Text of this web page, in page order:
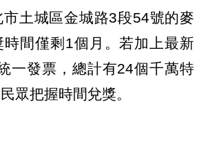
土城區金城路3段54號的麥
間僅剩1個月。若加上最新
一發票，總計有24個千萬特
眾把握時間兌獎。